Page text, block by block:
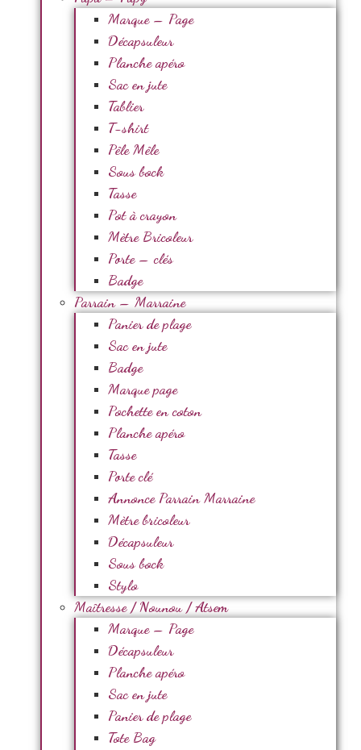
Marque – Page
Décapsuleur
Planche apéro
Sac en jute
Tablier
T-shirt
Pêle Mêle
Sous bock
Tasse
Pot à crayon
Mètre Bricoleur
Porte – clés
Badge
Parrain – Marraine
Panier de plage
Sac en jute
Badge
Marque page
Pochette en coton
Planche apéro
Tasse
Porte clé
Annonce Parrain Marraine
Mètre bricoleur
Décapsuleur
Sous bock
Stylo
Maîtresse / Nounou / Atsem
Marque – Page
Décapsuleur
Planche apéro
Sac en jute
Panier de plage
Tote Bag